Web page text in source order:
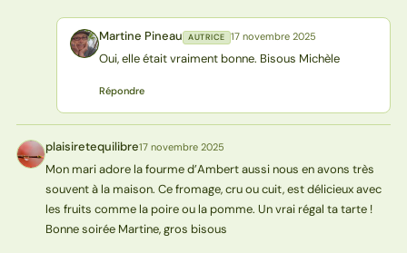
MP Martine Pineau AUTRICE 17 novembre 2025
Oui, elle était vraiment bonne. Bisous Michèle
Répondre
P plaisiretequilibre17 novembre 2025
Mon mari adore la fourme d’Ambert aussi nous en avons très
souvent à la maison. Ce fromage, cru ou cuit, est délicieux avec
les fruits comme la poire ou la pomme. Un vrai régal ta tarte !
Bonne soirée Martine, gros bisous